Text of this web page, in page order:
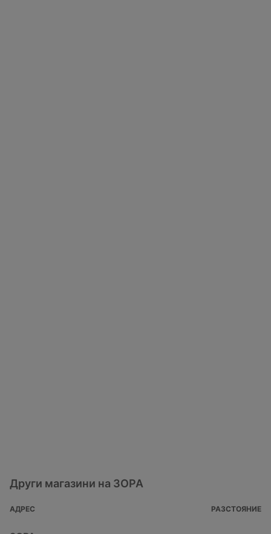
Други магазини на ЗОРА
АДРЕС РАЗСТОЯНИЕ